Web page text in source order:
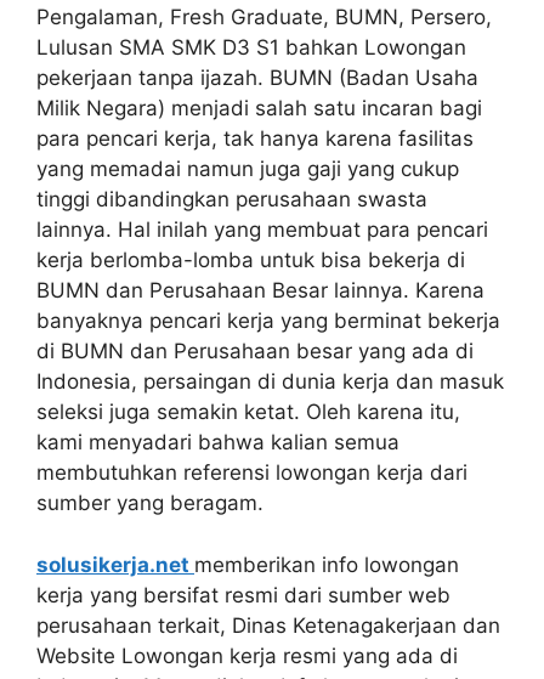
Pengalaman, Fresh Graduate, BUMN, Persero,
Lulusan SMA SMK D3 S1 bahkan Lowongan
pekerjaan tanpa ijazah. BUMN (Badan Usaha
Milik Negara) menjadi salah satu incaran bagi
para pencari kerja, tak hanya karena fasilitas
yang memadai namun juga gaji yang cukup
tinggi dibandingkan perusahaan swasta
lainnya. Hal inilah yang membuat para pencari
kerja berlomba-lomba untuk bisa bekerja di
BUMN dan Perusahaan Besar lainnya. Karena
banyaknya pencari kerja yang berminat bekerja
di BUMN dan Perusahaan besar yang ada di
Indonesia, persaingan di dunia kerja dan masuk
seleksi juga semakin ketat. Oleh karena itu,
kami menyadari bahwa kalian semua
membutuhkan referensi lowongan kerja dari
sumber yang beragam.
solusikerja.net memberikan info lowongan
kerja yang bersifat resmi dari sumber web
perusahaan terkait, Dinas Ketenagakerjaan dan
Website Lowongan kerja resmi yang ada di